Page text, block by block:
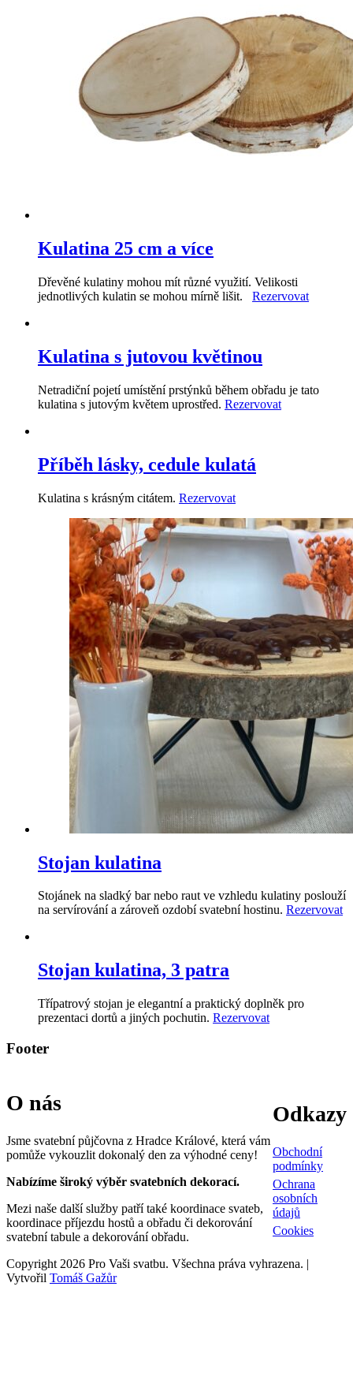
Kulatina 25 cm a více
Dřevěné kulatiny mohou mít různé využití. Velikosti
jednotlivých kulatin se mohou mírně lišit. Rezervovat
Kulatina s jutovou květinou
Netradiční pojetí umístění prstýnků během obřadu je tato
kulatina s jutovým květem uprostřed. Rezervovat
Příběh lásky, cedule kulatá
Kulatina s krásným citátem. Rezervovat
Stojan kulatina
Stojánek na sladký bar nebo raut ve vzhledu kulatiny poslouží
na servírování a zároveň ozdobí svatební hostinu. Rezervovat
Stojan kulatina, 3 patra
Třípatrový stojan je elegantní a praktický doplněk pro
prezentaci dortů a jiných pochutin. Rezervovat
Footer
O nás
Jsme svatební půjčovna z Hradce Králové, která vám
pomůže vykouzlit dokonalý den za výhodné ceny!
Nabízíme široký výběr svatebních dekorací.
Mezi naše další služby patří také koordinace svateb,
koordinace příjezdu hostů a obřadu či dekorování
svatební tabule a dekorování obřadu.
Odkazy
Obchodní
podmínky
Ochrana
osobních
údajů
Cookies
Copyright 2026 Pro Vaši svatbu. Všechna práva vyhrazena. |
Vytvořil Tomáš Gažůr